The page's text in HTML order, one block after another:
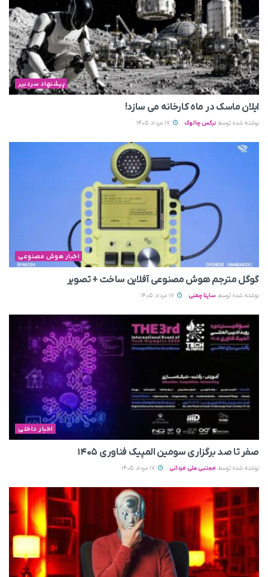
پیشنهاد سردبیر
ایلان ماسک در ماه کارخانه می سازد!
نوشته شده توسط نرگس چالوک
اخبار هوش مصنوعی
گوگل مترجم هوش مصنوعی آفلاین ساخت + تصویر
نوشته شده توسط ساینا چمنی
اخبار داخلی
صفر تا صد برگزاری سومین المپیک فناوری ۱۴۰۵
نوشته شده توسط مجتبی علی مردانی